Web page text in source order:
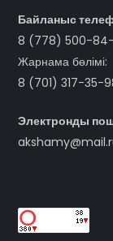
Байланыс
8 (778) 500-
Жарнама бөлімі:
8 (701) 317-35-
Электронды